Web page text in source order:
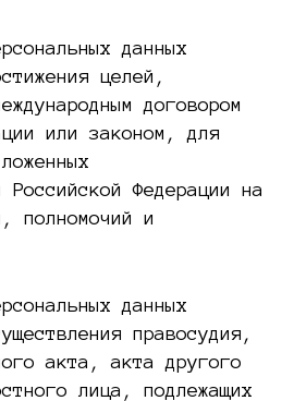
данных
целей,
договором
или законом, для
Российской Федерации на
полномочий и
данных
правосудия,
акта, акта другого
лица, подлежащих